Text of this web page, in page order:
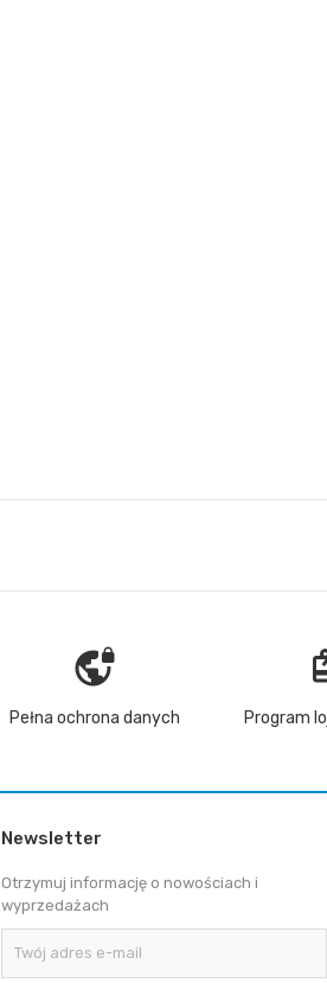
vpn_lock
Pełna ochrona danych Program
Newsletter
Otrzymuj informację o nowościach i
wyprzedażach